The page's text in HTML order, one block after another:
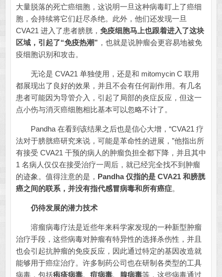
大量脱落的死亡癌细胞，这说明一旦这种病毒盯上了癌细
胞，会持续将它们赶尽杀绝。此外，他们还发现一旦
CVA21 进入了患者膀胱， 免疫细胞马上也跟着进入了这块
区域，引起了“免疫热潮” ，也就是说肿瘤会更容易地被免
疫细胞识别和攻击。
无论是 CVA21 单独使用，还是和 mitomycin C 联用
都展现出了良好的效果，并且不会有任何副作用。有几名
患者可能因为导管介入，引起了局部的炎症反应，但这一
点小伤与消灭癌细胞相比基本可以忽略不计了。
Pandha 在看到该结果之后也是信心大增，“CVA21 疗
法对于膀胱癌研究来说，可能是革命性的进展，”他指出所
有接受 CVA21 干预的病人的肿瘤负担全都下降，并且其中
1 名病人仅仅在接受治疗一周后，就已经完全找不到肿瘤
的迹象。值得注意的是， Pandha 仅指的是 CVA21 和膀胱
癌之间的联系，并没有指代感冒病毒和所有癌症。
仍待发展的潜力技术
溶瘤病毒疗法是近些年来科学家发现的一种新型肿瘤
治疗手段，这些病毒对肿瘤有特异性的选择杀伤性，并且
也会引起抗肿瘤的免疫反应，因此通过特定的基因改造就
能够用于癌症治疗。许多制药公司也在研制各类型的工具
病毒，包括疱疹病毒、痘病毒、腺病毒等，这些病毒通过